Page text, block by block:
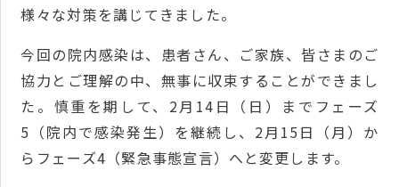
様々な対策を講じてきました。
今回の院内感染は、患者さん、ご家族、皆さまのご
協力とご理解の中、無事に収束することができまし
た。慎重を期して、2月14日（日）までフェーズ
5（院内で感染発生）を継続し、2月15日（月）か
らフェーズ4（緊急事態宣言）へと変更します。